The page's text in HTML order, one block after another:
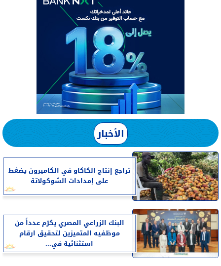
الأخبار
تراجع إنتاج الكاكاو في الكاميرون يضغط
على إمدادات الشوكولاتة
البنك الزراعي المصري يكرّم عدداً من
موظفيه المتميزين لتحقيق ارقام
استثنائية في...